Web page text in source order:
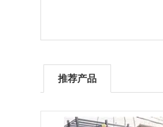
推荐产品